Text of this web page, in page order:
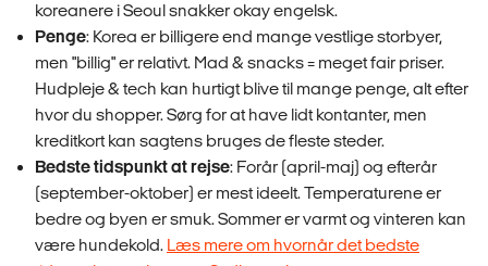
koreanere i Seoul snakker okay engelsk.
Penge: Korea er billigere end mange vestlige storbyer,
men "billig" er relativt. Mad & snacks = meget fair priser.
Hudpleje & tech kan hurtigt blive til mange penge, alt efter
hvor du shopper. Sørg for at have lidt kontanter, men
kreditkort kan sagtens bruges de fleste steder.
Bedste tidspunkt at rejse: Forår (april-maj) og efterår
(september-oktober) er mest ideelt. Temperaturene er
bedre og byen er smuk. Sommer er varmt og vinteren kan
være hundekold. Læs mere om hvornår det bedste